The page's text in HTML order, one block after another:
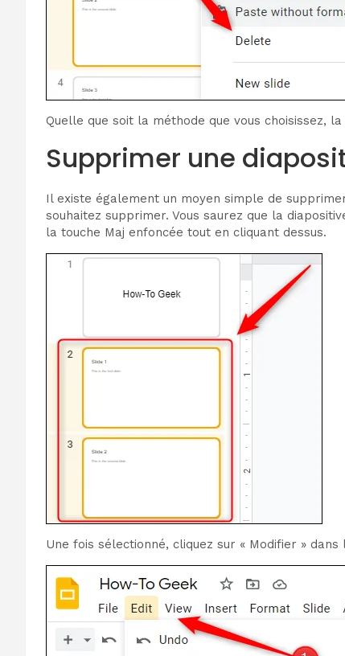
Quelle que soit la méthode que vous choisissez,
Supprimer une
Il existe également un moyen simple de
souhaitez supprimer. Vous saurez que la
la touche Maj enfoncée tout en cliquant dessus.
Une fois sélectionné, cliquez sur « Modifier »